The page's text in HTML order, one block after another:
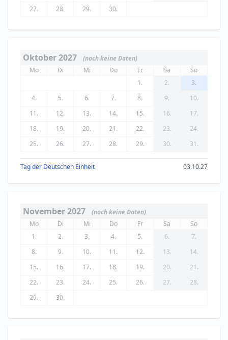
27.
28. 29. 30.
Oktober 2027
(noch keine Daten)
Mo
Di Mi Do Fr Sa
So
1.
2.
3.
4.
5. 6. 7. 8. 9.
10.
11.
12. 13. 14. 15. 16.
17.
18.
19. 20. 21. 22. 23.
24.
25.
26. 27. 28. 29. 30. 31.
Tag der Deutschen Einheit 03.10.27
November 2027
(noch keine Daten)
Mo
Di Mi Do Fr Sa
So
1.
2. 3. 4. 5. 6.
7.
8.
9. 10. 11. 12. 13.
14.
15.
16. 17. 18. 19. 20.
21.
22.
23. 24. 25. 26. 27.
28.
29.
30.